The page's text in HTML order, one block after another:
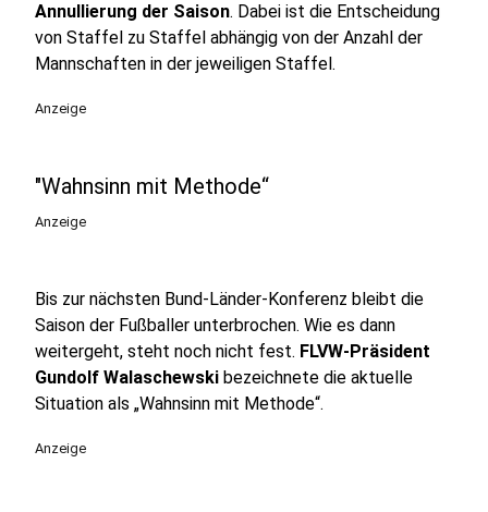
Annullierung der Saison. Dabei ist die Entscheidung
von Staffel zu Staffel abhängig von der Anzahl der
Mannschaften in der jeweiligen Staffel.
Anzeige
"Wahnsinn mit Methode“
Anzeige
Bis zur nächsten Bund-Länder-Konferenz bleibt die
Saison der Fußballer unterbrochen. Wie es dann
weitergeht, steht noch nicht fest. FLVW-Präsident
Gundolf Walaschewski bezeichnete die aktuelle
Situation als „Wahnsinn mit Methode“.
Anzeige